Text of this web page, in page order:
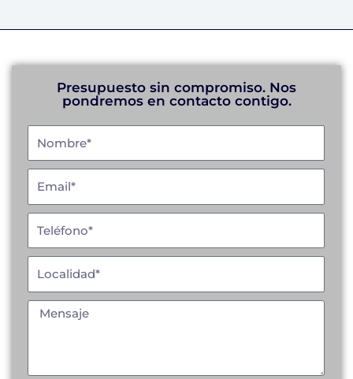
Presupuesto sin compromiso. Nos
pondremos en contacto contigo.